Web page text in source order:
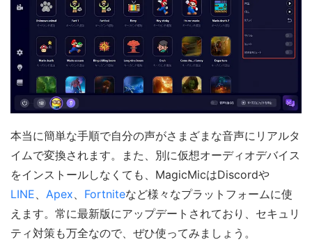
本当に簡単な手順で自分の声がさまざまな音声にリアルタ
イムで変換されます。また、別に仮想オーディオデバイス
をインストールしなくても、MagicMicはDiscordや
LINE、 Apex、 Fortniteなど様々なプラットフォームに使
えます。常に最新版にアップデートされており、セキュリ
ティ対策も万全なので、ぜひ使ってみましょう。